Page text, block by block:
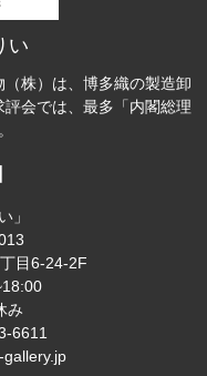
い
（株）は、博多織の製造卸
会では、最多「内閣総理
」
目6-24-2F
み
6611
gallery.jp